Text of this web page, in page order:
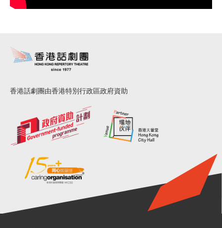
香港話劇團由香港特別行政區政府資助